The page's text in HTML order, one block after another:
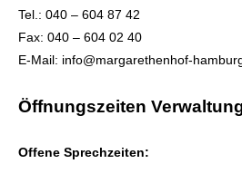
Tel.: 040 – 604 87 42
Fax: 040 – 604 02 40
E-Mail: info@margarethenhof-
Öffnungszeiten
Offene Sprechzeiten: